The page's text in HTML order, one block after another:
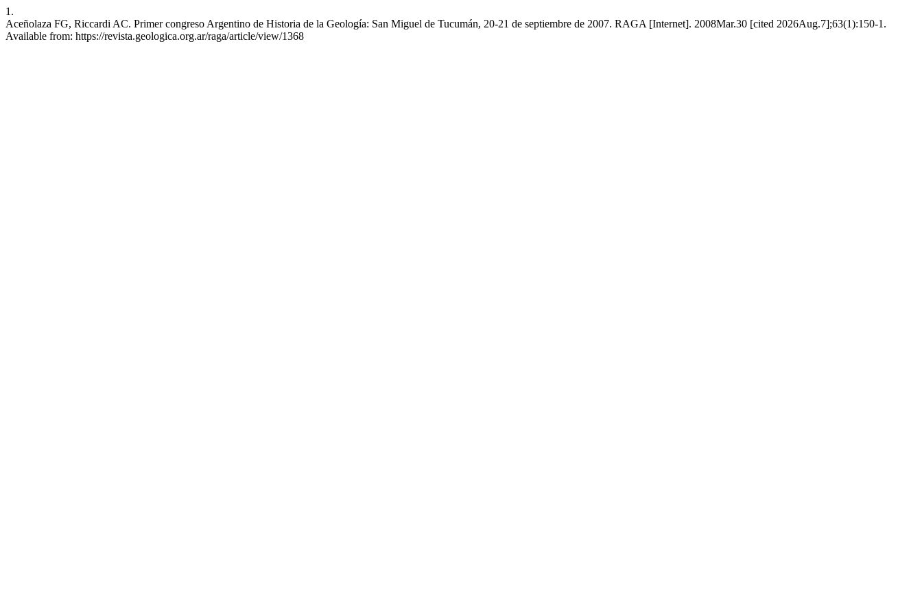
1.
Aceñolaza FG, Riccardi AC. Primer congreso Argentino de Historia de la Geología: San Miguel de Tucumán, 20-21 de septiembre de 2007. RAGA [Internet]. 2008Mar.30 [cited 2026Aug.7];63(1):150-1.
Available from: https://revista.geologica.org.ar/raga/article/view/1368